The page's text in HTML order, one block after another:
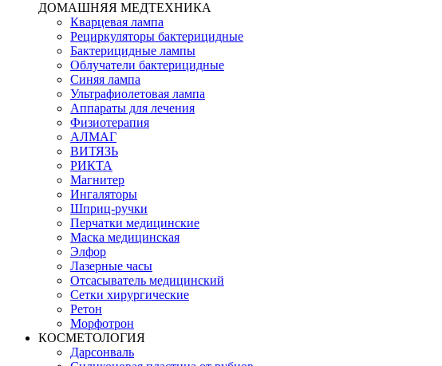
ДОМАШНЯЯ МЕДТЕХНИКА
Кварцевая лампа
Рециркуляторы бактерицидные
Бактерицидные лампы
Облучатели бактерицидные
Синяя лампа
Ультрафиолетовая лампа
Аппараты для лечения
Физиотерапия
АЛМАГ
ВИТЯЗЬ
РИКТА
Магнитер
Ингаляторы
Шприц-ручки
Перчатки медицинские
Маска медицинская
Элфор
Лазерные часы
Отсасыватель медицинский
Сетки хирургические
Ретон
Морфотрон
КОСМЕТОЛОГИЯ
Дарсонваль